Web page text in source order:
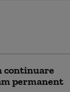
continuare
permanent